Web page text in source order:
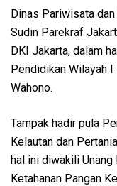
Dinas Pariwisata
Sudin Parekraf
DKI Jakarta, dalam
Pendidikan Wilayah
Wahono.
Tampak hadir pula
Kelautan dan
hal ini diwakili Unang
Ketahanan Pangan